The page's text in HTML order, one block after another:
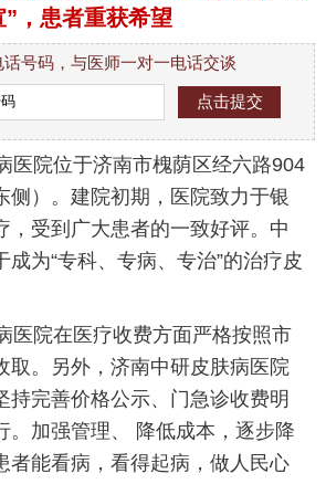
”，患者重获希望
号码，与医师一对一电话交谈
院位于济南市槐荫区经六路904
侧）。建院初期，医院致力于银
，受到广大患者的一致好评。中
成为“专科、专病、专治”的治疗皮
院在医疗收费方面严格按照市
取。另外，济南中研皮肤病医院
持完善价格公示、门急诊收费明
。加强管理、 降低成本，逐步降
者能看病，看得起病，做人民心